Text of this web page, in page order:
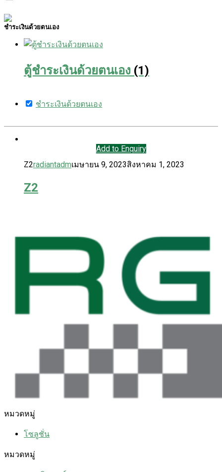
ชำระเงินด้วยตนเอง
ตู้ชำระเงินด้วยตนเอง (1)
ชำระเงินด้วยตนเอง
Add to Enquiry
Z2radiantadmเมษายน 9, 2023สิงหาคม 1, 2023
Z2
หมวดหมู่
โซลูชั่น
หมวดหมู่